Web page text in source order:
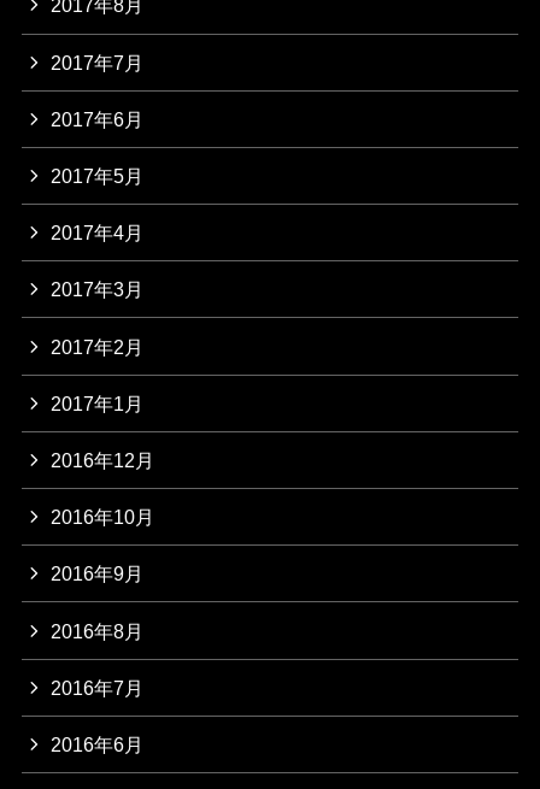
2017年8月
2017年7月
2017年6月
2017年5月
2017年4月
2017年3月
2017年2月
2017年1月
2016年12月
2016年10月
2016年9月
2016年8月
2016年7月
2016年6月